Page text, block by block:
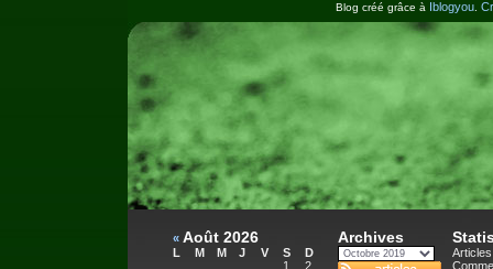
Blog créé grâce à Iblogyou
« Août 2026
L M M J V S
D
1
2
Archives